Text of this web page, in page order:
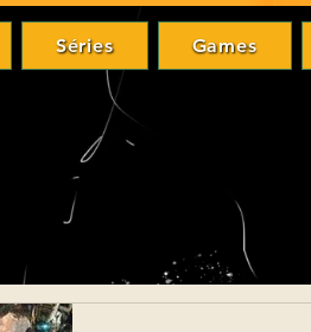
Séries
Séries Games